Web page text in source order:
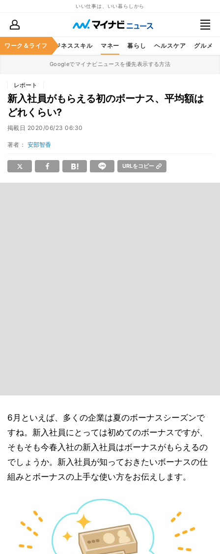
いい仕事は、いい暮らしから
ワーク＆ライフ
キャリア ビジネススキル マネー 暮らし ヘルスケア グルメ
Googleでマイナビニュースを優先表示する方法
レポート
新入社員がもらえる初のボーナス、平均額は
どれくらい?
掲載日 2020/06/23 06:30
著者： 安部智香
URLをコピー
6月といえば、多くの企業は夏のボーナスシーズンで
すね。新入社員にとっては初めてのボーナスですが、
そもそも今春入社の新入社員はボーナスがもらえるの
でしょうか。新入社員が知っておきたいボーナスの仕
組みとボーナスの上手な使い方をお伝えします。